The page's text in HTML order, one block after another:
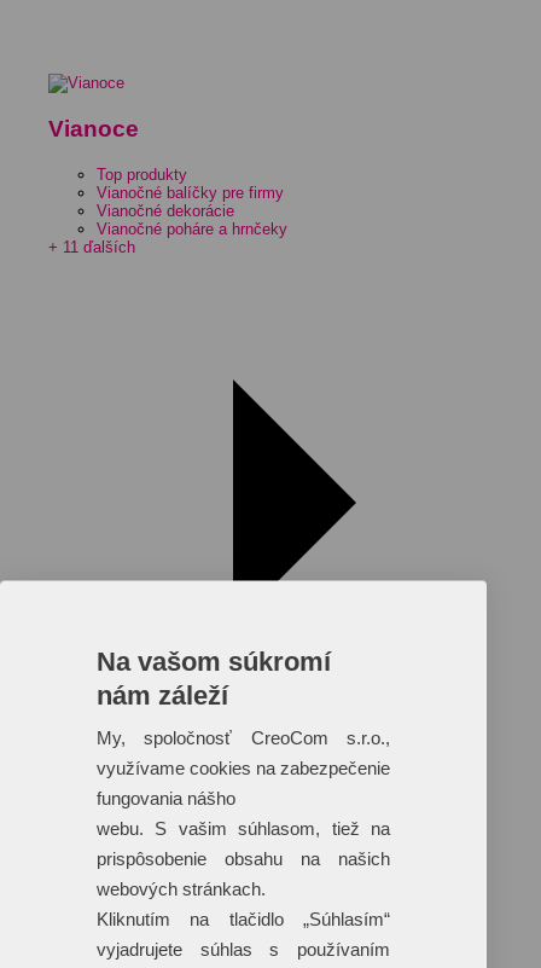
Vianoce
Top produkty
Vianočné balíčky pre firmy
Vianočné dekorácie
Vianočné poháre a hrnčeky
+ 11 ďalších
Reklamné predmety s plnofarebnou
potlačou
Dáždniky
Tašky
Hračky
+ 17 ďalších
Na vašom súkromí
nám záleží
My, spoločnosť CreoCom s.r.o.,
využívame cookies na zabezpečenie
fungovania nášho
webu. S vašim súhlasom, tiež na
prispôsobenie obsahu na našich
webových stránkach.
Kliknutím na tlačidlo „Súhlasím“
vyjadrujete súhlas s používaním